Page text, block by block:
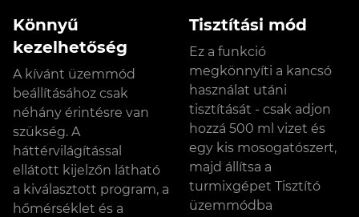
Könnyű
kezelhetőség
A kívánt üzemmód
beállításához csak
néhány érintésre van
szükség. A
háttérvilágítással
ellátott kijelzőn látható
a kiválasztott program, a
hőmérséklet és a
Tisztítási mód
Ez a funkció
megkönnyíti a kancsó
használat utáni
tisztítását - csak adjon
hozzá 500 ml vizet és
egy kis mosogatószert,
majd állítsa a
turmixgépet Tisztító
üzemmódba